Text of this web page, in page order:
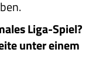
Liga-Spiel?
unter einem